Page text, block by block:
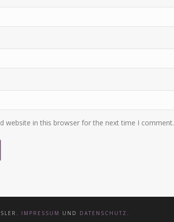
website in this browser for the next time I comment.
IMPRESSUM UND DATENSCHUTZ .